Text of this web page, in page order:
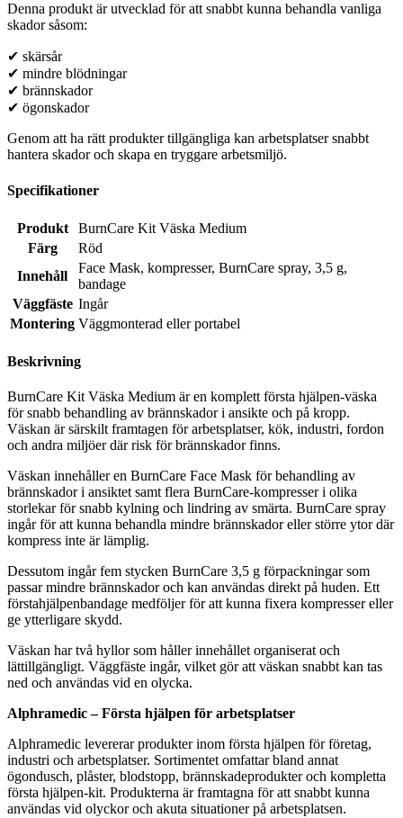
Denna produkt är utvecklad för att snabbt kunna behandla vanliga
skador såsom:
✔ skärsår
✔ mindre blödningar
✔ brännskador
✔ ögonskador
Genom att ha rätt produkter tillgängliga kan arbetsplatser snabbt
hantera skador och skapa en tryggare arbetsmiljö.
Specifikationer
Produkt
BurnCare Kit Väska Medium
Färg
Röd
Innehåll
Face Mask, kompresser, BurnCare spray, 3,5 g,
bandage
Väggfäste Ingår
Montering Väggmonterad eller portabel
Beskrivning
BurnCare Kit Väska Medium är en komplett första hjälpen-väska
för snabb behandling av brännskador i ansikte och på kropp.
Väskan är särskilt framtagen för arbetsplatser, kök, industri, fordon
och andra miljöer där risk för brännskador finns.
Väskan innehåller en BurnCare Face Mask för behandling av
brännskador i ansiktet samt flera BurnCare-kompresser i olika
storlekar för snabb kylning och lindring av smärta. BurnCare spray
ingår för att kunna behandla mindre brännskador eller större ytor där
kompress inte är lämplig.
Dessutom ingår fem stycken BurnCare 3,5 g förpackningar som
passar mindre brännskador och kan användas direkt på huden. Ett
förstahjälpenbandage medföljer för att kunna fixera kompresser eller
ge ytterligare skydd.
Väskan har två hyllor som håller innehållet organiserat och
lättillgängligt. Väggfäste ingår, vilket gör att väskan snabbt kan tas
ned och användas vid en olycka.
Alphramedic – Första hjälpen för arbetsplatser
Alphramedic levererar produkter inom första hjälpen för företag,
industri och arbetsplatser. Sortimentet omfattar bland annat
ögondusch, plåster, blodstopp, brännskadeprodukter och kompletta
första hjälpen-kit. Produkterna är framtagna för att snabbt kunna
användas vid olyckor och akuta situationer på arbetsplatsen.